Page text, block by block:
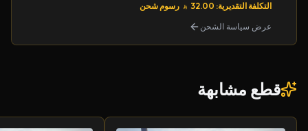
التكلفة التقديرية: 32.00
رسوم شحن
عرض سياسة الشحن
قطع مشابهة